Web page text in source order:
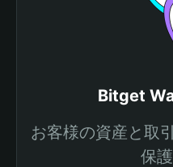
Bitget
お客様の資産と取
保護